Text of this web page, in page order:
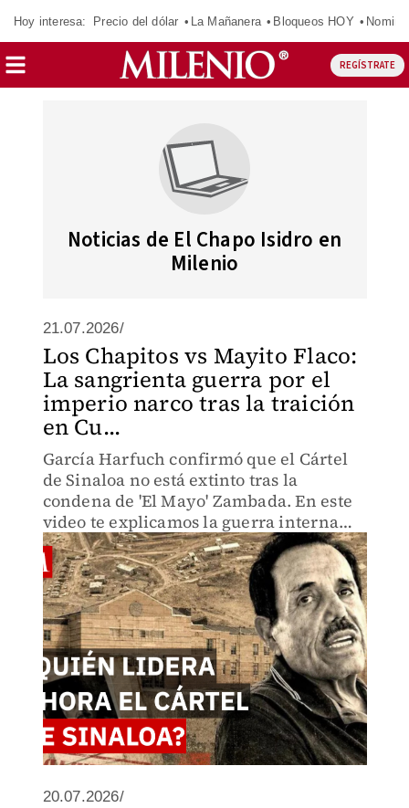
Hoy interesa: Precio del dólar La Mañanera Bloqueos HOY
REGÍSTRATE
Noticias de El Chapo Isidro en
Milenio
21.07.2026/
Los Chapitos vs Mayito Flaco:
La sangrienta guerra por el
imperio narco tras la traición
en Cu...
García Harfuch confirmó que el Cártel
de Sinaloa no está extinto tras la
condena de 'El Mayo' Zambada. En este
video te explicamos la guerra interna
entre 'Los Chapitos', 'El Mayito Flaco', 'El
Guano' y 'El Chapo Isidro' por el control
del tráfico.
20.07.2026/